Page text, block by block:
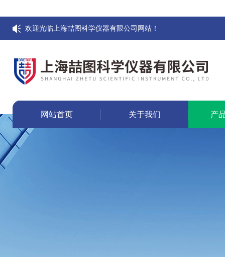
欢迎光临上海喆图科学仪器有限公司网站！
网站首页 关于我们 产